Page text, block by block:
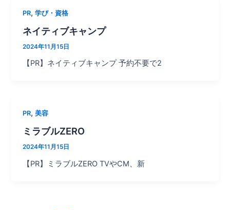
PR,学び・資格
ネイティブキャンプ
2024年11月15日
【PR】ネイティブキャンプ 予約不要で2
PR,美容
ミラブルZERO
2024年11月15日
【PR】ミラブルZERO TVやCM、新